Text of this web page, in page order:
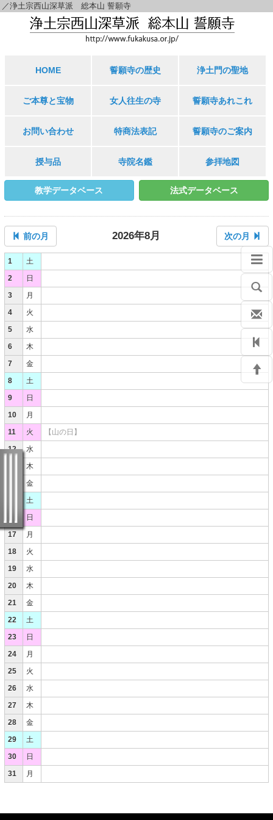
／浄土宗西山深草派 総本山 誓願寺
HOME 誓願寺の歴史 浄土門の聖地
ご本尊と宝物 女人往生の寺 誓願寺あれこれ
お問い合わせ 特商法表記 誓願寺のご案内
授与品 寺院名鑑 参拝地図
教学データベース 法式データベース
前の月 2026年8月 次の月
1
土
2
日
3
月
4
火
5
水
6
木
7
金
8
土
9
日
10
月
11
火
【山の日】
12
水
木
金
土
日
17
月
18
火
19
水
20
木
21
金
22
土
23
日
24
月
25
火
26
水
27
木
28
金
29
土
30
日
31
月